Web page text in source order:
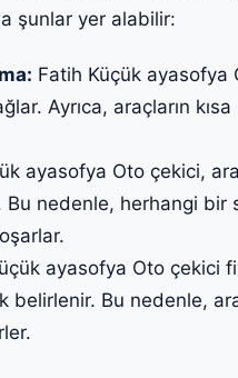
şunlar yer alabilir:
Fatih Küçük ayasofya
Ayrıca, araçların
ayasofya Oto çekici,
nedenle, herhangi bir
ayasofya Oto çekici
belirlenir. Bu nedenle,